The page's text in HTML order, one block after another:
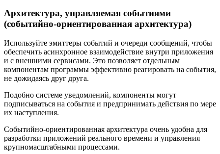
Архитектура, управляемая событиями
(событийно-ориентированная архитектура)
Используйте эмиттеры событий и очереди сообщений, чтобы
обеспечить асинхронное взаимодействие внутри приложения
и с внешними сервисами. Это позволяет отдельным
компонентам программы эффективно реагировать на события,
не дожидаясь друг друга.
Подобно системе уведомлений, компоненты могут
подписываться на события и предпринимать действия по мере
их наступления.
Событийно-ориентированная архитектура очень удобна для
разработки приложений реального времени и управления
крупномасштабными процессами.